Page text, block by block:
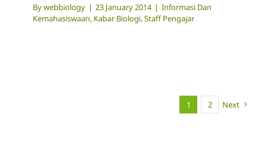
Bywebbiology | 23 January 2014 | Informasi Dan
Kemahasiswaan, Kabar Biologi,Staff Pengajar
1 2 Next